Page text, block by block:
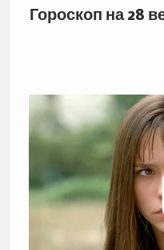
Гороскоп на 28